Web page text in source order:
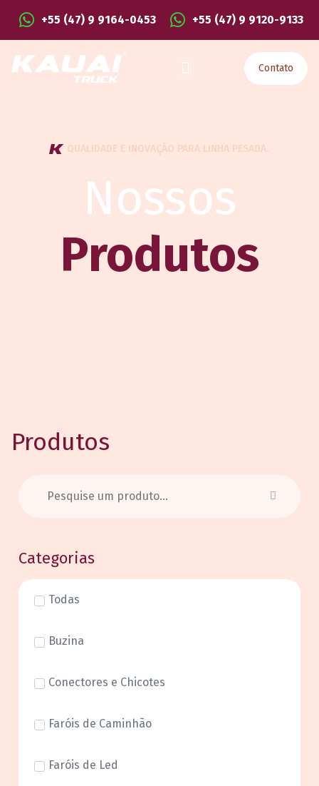
+55 (47) 9 9164-0453 +55 (47) 9 9120-9133
Contato
QUALIDADE E INOVAÇÃO PARA LINHA PESADA.
Nossos
Produtos
Produtos
Categorias
Todas
Buzina
Conectores e Chicotes
Faróis de Caminhão
Faróis de Led